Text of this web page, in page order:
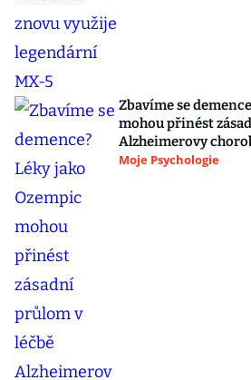
Zbavíme se
mohou přinést
Alzheimerovy
Moje Psychologie